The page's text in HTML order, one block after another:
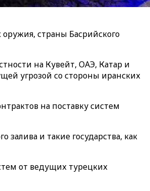
страны Басрийского
на Кувейт, ОАЭ, Катар и
угрозой со стороны иранских
на поставку систем
и такие государства, как
от ведущих турецких